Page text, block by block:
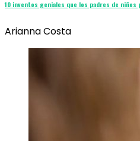
10 inventos geniales que los padres de niños
Arianna Costa